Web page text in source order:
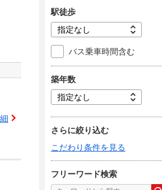
駅徒歩
バス乗車時間含む
築年数
さらに絞り込む
こだわり条件を見る
フリーワード検索